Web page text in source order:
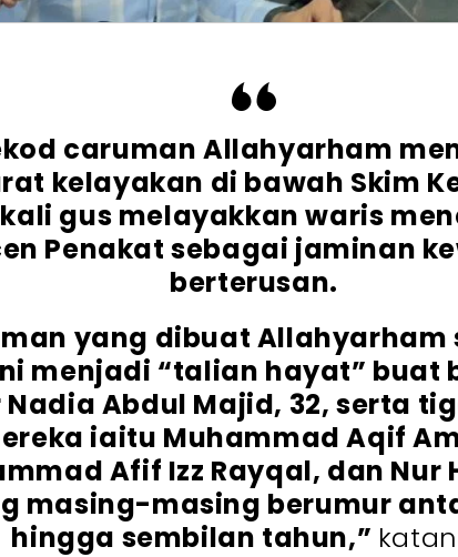
caruman Allahyarham
kelayakan di bawah Skim
gus melayakkan waris
Penakat sebagai jaminan
berterusan.
yang dibuat Allahyarham
menjadi “talian hayat” buat
Nadia Abdul Majid, 32, serta
iaitu Muhammad Aqif
Afif Izz Rayqal, dan Nur
masing-masing berumur
hingga sembilan tahun,”